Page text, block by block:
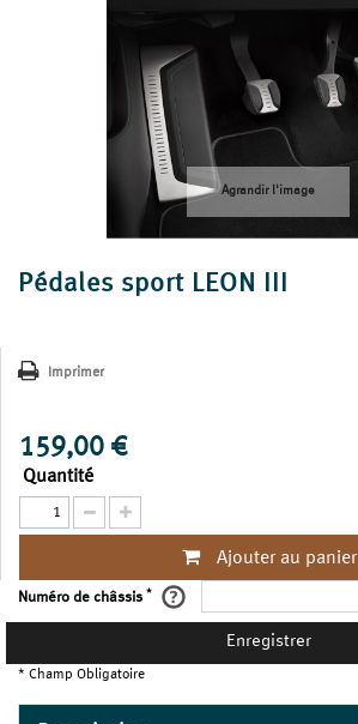
Agrandir l'image
Pédales sport LEON III
Imprimer
159,00 €
Quantité
Ajouter au panier
Numéro de châssis *
Enregistrer
* Champ Obligatoire